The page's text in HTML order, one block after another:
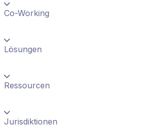
Co-Working
Lösungen
Ressourcen
Jurisdiktionen